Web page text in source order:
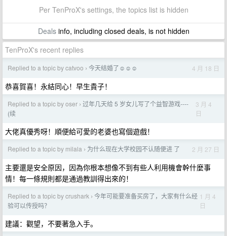
Per TenProX's settings, the topics list is hidden
Dealsinfo, including closed deals, is not hidden
TenProX's recent replies
Replied to a topic by catvoo › 今天结婚了☺️☺️☺️ 4 月 18 日
恭喜賀喜！永結同心！早生貴子！
Replied to a topic by oser › 过年几天给 5 岁女儿写了个益智游戏----
(续
3 月 4
日
大佬真優秀呀！順便給可愛的老婆也寫個遊戲！
Replied to a topic by milala › 为什么现在大学校园不认随便进 了 2 月 27 日
主要還是安全原因，因為你根本想像不到有些人利用機會幹什麼事
情！每一條規則都是通過教訓得出來的！
Replied to a topic by crushark › 今年可能要准备买房了，大家有什么经
验可以传授吗？
1 月 4
日
建議：觀望，不要著急入手。